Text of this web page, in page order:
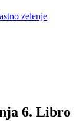
zelenje
6. Libro